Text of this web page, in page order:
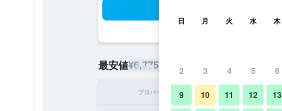
最安値¥6,775
プロバイダ 1泊あたり合計
日 月 火 水 木
2 3 4 5 6
9 10 11 12 13